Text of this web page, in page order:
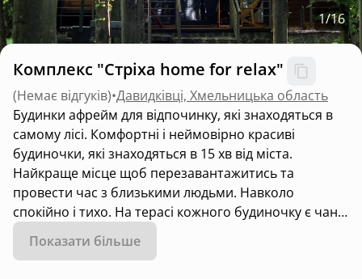
1/16
Комплекс "Стріха home for relax"
(Немає відгуків)•Давидківці, Хмельницька область
Будинки афрейм для відпочинку, які знаходяться в
самому лісі. Комфортні і неймовірно красиві
будиночки, які знаходяться в 15 хв від міста.
Найкраще місце щоб перезавантажитись та
провести час з близькими людьми. Навколо
спокійно і тихо. На терасі кожного будиночку є чан,
а також на території комплексу є лазня.
Показати більше